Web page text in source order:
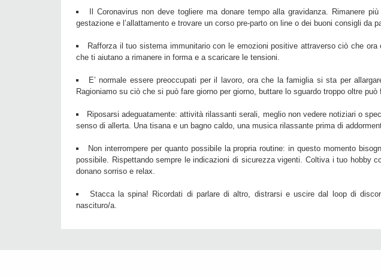
Il Coronavirus non deve togliere ma donare tempo alla gravidanza. Rimanere
gestazione e l’allattamento e trovare un corso pre-parto on line o dei buoni consigli da
Rafforza il tuo sistema immunitario con le emozioni positive attraverso ciò che
che ti aiutano a rimanere in forma e a scaricare le tensioni.
E’ normale essere preoccupati per il lavoro, ora che la famiglia si sta per
Ragioniamo su ciò che si può fare giorno per giorno, buttare lo sguardo troppo oltre
Riposarsi adeguatamente: attività rilassanti serali, meglio non vedere notiziari o
senso di allerta. Una tisana e un bagno caldo, una musica rilassante prima di
Non interrompere per quanto possibile la propria routine: in questo momento
possibile. Rispettando sempre le indicazioni di sicurezza vigenti. Coltiva i tuo hobby
donano sorriso e relax.
Stacca la spina! Ricordati di parlare di altro, distrarsi e uscire dal loop di
nascituro/a.